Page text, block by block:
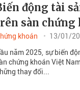
động tài
sàn chứng
khoán
13/01/
năm 2025, sự biến
chứng khoán Việt
thay đổi...